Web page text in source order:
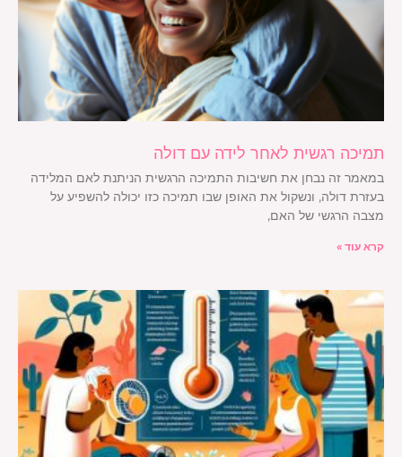
תמיכה רגשית לאחר לידה עם דולה
במאמר זה נבחן את חשיבות התמיכה הרגשית הניתנת לאם המלידה
בעזרת דולה, ונשקול את האופן שבו תמיכה כזו יכולה להשפיע על
מצבה הרגשי של האם,
קרא עוד »